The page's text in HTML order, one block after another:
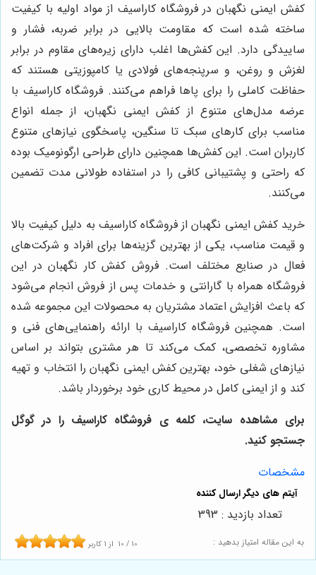
کفش ایمنی نگهبان در فروشگاه کاراسیف از مواد اولیه با کیفیت
ساخته شده است که مقاومت بالایی در برابر ضربه، فشار و
ساییدگی دارد. این کفش‌ها اغلب دارای زیره‌های مقاوم در برابر
لغزش و روغن، و سرپنجه‌های فولادی یا کامپوزیتی هستند که
حفاظت کاملی را برای پاها فراهم می‌کنند. فروشگاه کاراسیف با
عرضه مدل‌های متنوع از کفش ایمنی نگهبان، از جمله انواع
مناسب برای کارهای سبک تا سنگین، پاسخگوی نیازهای متنوع
کاربران است. این کفش‌ها همچنین دارای طراحی ارگونومیک بوده
که راحتی و پشتیبانی کافی را در استفاده طولانی مدت تضمین
می‌کنند.
خرید کفش ایمنی نگهبان از فروشگاه کاراسیف به دلیل کیفیت بالا
و قیمت مناسب، یکی از بهترین گزینه‌ها برای افراد و شرکت‌های
فعال در صنایع مختلف است. فروش کفش کار نگهبان در این
فروشگاه همراه با گارانتی و خدمات پس از فروش انجام می‌شود
که باعث افزایش اعتماد مشتریان به محصولات این مجموعه شده
است. همچنین فروشگاه کاراسیف با ارائه راهنمایی‌های فنی و
مشاوره تخصصی، کمک می‌کند تا هر مشتری بتواند بر اساس
نیازهای شغلی خود، بهترین کفش ایمنی نگهبان را انتخاب و تهیه
کند و از ایمنی کامل در محیط کاری خود برخوردار باشد.
برای مشاهده سایت، کلمه ی فروشگاه کاراسیف را در گوگل
جستجو کنید.
مشخصات
به این مقاله امتیاز بدهید : 10 / 10 از 1 کاربر
تعداد بازدید : 393